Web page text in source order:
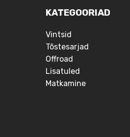
KATEGOORIAD
Vintsid
Tõstesarjad
Offroad
Lisatuled
Matkamine